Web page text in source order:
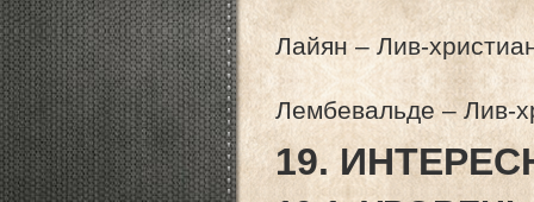
Лайян – Лив-
Лембевальде – Лив-
19.